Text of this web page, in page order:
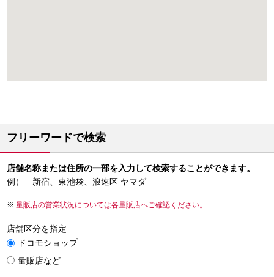
フリーワードで検索
店舗名称または住所の一部を入力して検索することができます。
例） 新宿、東池袋、浪速区 ヤマダ
量販店の営業状況については各量販店へご確認ください。
店舗区分を指定
ドコモショップ
量販店など